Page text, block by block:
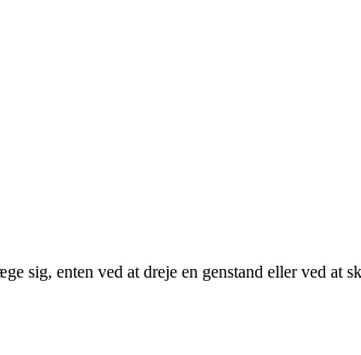
sig, enten ved at dreje en genstand eller ved at